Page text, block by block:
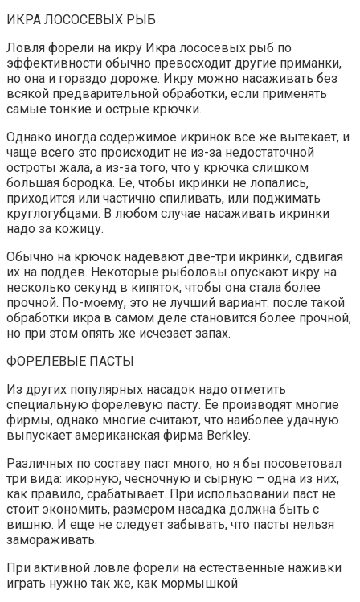
ИКРА ЛОСОСЕВЫХ РЫБ
Ловля форели на икру Икра лососевых рыб по
эффективно­сти обычно превосходит другие приман­ки,
но она и гораздо дороже. Икру мож­но насаживать без
всякой предваритель­ной обработки, если применять
самые тонкие и острые крючки.
Однако иногда содержимое икринок все же вытекает, и
чаще всего это происходит не из-за недо­статочной
остроты жала, а из-за того, что у крючка слишком
большая бородка. Ее, чтобы икринки не лопались,
приходит­ся или частично спиливать, или поджи­мать
круглогубцами. В любом случае на­саживать икринки
надо за кожицу.
Обыч­но на крючок надевают две-три икринки, сдвигая
их на поддев. Некоторые рыболо­вы опускают икру на
несколько секунд в кипяток, чтобы она стала более
прочной. По-моему, это не лучший вариант: по­сле такой
обработки икра в самом деле становится более прочной,
но при этом опять же исчезает запах.
ФОРЕЛЕВЫЕ ПАСТЫ
Из других популярных насадок на­до отметить
специальную форелевую па­сту. Ее производят многие
фирмы, одна­ко многие считают, что наиболее удачную
выпускает американская фирма Berkley.
Различных по составу паст много, но я бы посоветовал
три вида: икорную, чесноч­ную и сырную – одна из них,
как правило, срабатывает. При использовании паст не
стоит экономить, размером насадка долж­на быть с
вишню. И еще не следует забы­вать, что пасты нельзя
замораживать.
При активной ловле форели на естествен­ные наживки
играть нужно так же, как мормышкой